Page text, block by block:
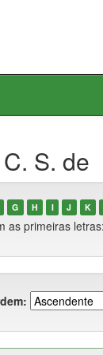
S. de
G H I J K
as primeiras letras: